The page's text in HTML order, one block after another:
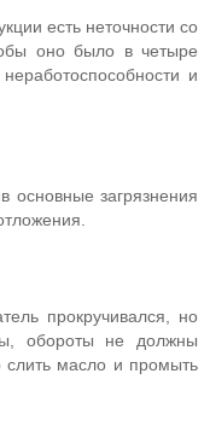
есть неточности со
оно было в четыре
и
основные загрязнения
прокручивался, но
обороты не должны
слить масло и промыть